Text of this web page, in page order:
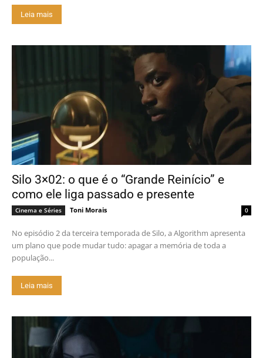
Leia mais
Silo 3×02: o que é o “Grande Reinício” e
como ele liga passado e presente
Cinema e Séries Toni Morais 0
No episódio 2 da terceira temporada de Silo, a Algorithm apresenta
um plano que pode mudar tudo: apagar a memória de toda a
população...
Leia mais